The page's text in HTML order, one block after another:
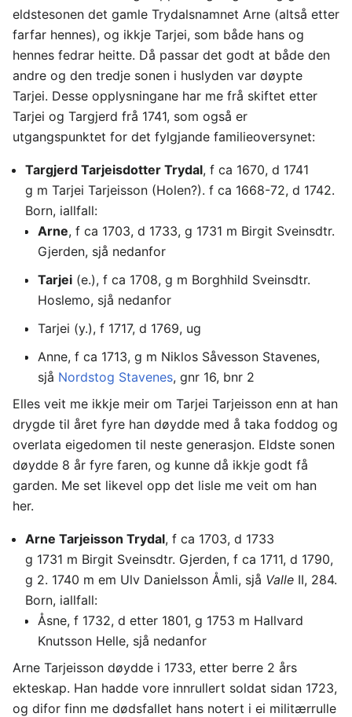
eldstesonen det gamle Trydalsnamnet Arne (altså etter
farfar hennes), og ikkje Tarjei, som både hans og
hennes fedrar heitte. Då passar det godt at både den
andre og den tredje sonen i huslyden var døypte
Tarjei. Desse opplysningane har me frå skiftet etter
Tarjei og Targjerd frå 1741, som også er
utgangspunktet for det fylgjande familieoversynet:
Targjerd Tarjeisdotter Trydal, f ca 1670, d 1741
g m Tarjei Tarjeisson (Holen?). f ca 1668-72, d 1742.
Born, iallfall:
Arne, f ca 1703, d 1733, g 1731 m Birgit Sveinsdtr.
Gjerden, sjå nedanfor
Tarjei (e.), f ca 1708, g m Borghhild Sveinsdtr.
Hoslemo, sjå nedanfor
Tarjei (y.), f 1717, d 1769, ug
Anne, f ca 1713, g m Niklos Såvesson Stavenes,
sjå Nordstog Stavenes, gnr 16, bnr 2
Elles veit me ikkje meir om Tarjei Tarjeisson enn at han
drygde til året fyre han døydde med å taka foddog og
overlata eigedomen til neste generasjon. Eldste sonen
døydde 8 år fyre faren, og kunne då ikkje godt få
garden. Me set likevel opp det lisle me veit om han
her.
Arne Tarjeisson Trydal, f ca 1703, d 1733
g 1731 m Birgit Sveinsdtr. Gjerden, f ca 1711, d 1790,
g 2. 1740 m em Ulv Danielsson Åmli, sjå Valle II, 284.
Born, iallfall:
Åsne, f 1732, d etter 1801, g 1753 m Hallvard
Knutsson Helle, sjå nedanfor
Arne Tarjeisson døydde i 1733, etter berre 2 års
ekteskap. Han hadde vore innrullert soldat sidan 1723,
og difor finn me dødsfallet hans notert i ei militærrulle